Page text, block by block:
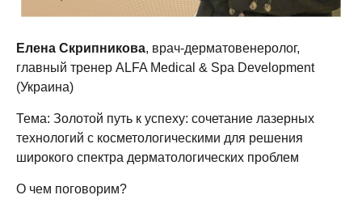
Елена Скрипникова, врач-дерматовенеролог,
главный тренер ALFA Medical & Spa Development
(Украина)
Тема: Золотой путь к успеху: сочетание лазерных
технологий с косметологическими для решения
широкого спектра дерматологических проблем
О чем поговорим?